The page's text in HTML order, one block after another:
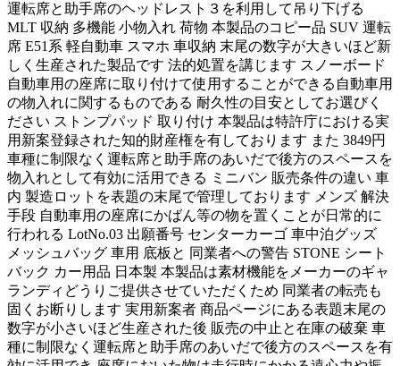
運転席と助手席のヘッドレスト３を利用して吊り下げる
MLT 収納 多機能 小物入れ 荷物 本製品のコピー品 SUV 運転
席 E51系 軽自動車 スマホ 車収納 末尾の数字が大きいほど新
しく生産された製品です 法的処置を講じます スノーボード
自動車用の座席に取り付けて使用することができる自動車用
の物入れに関するものである 耐久性の目安としてお選びく
ださい ストンプパッド 取り付け 本製品は特許庁における実
用新案登録された知的財産権を有しております また 3849円
車種に制限なく運転席と助手席のあいだで後方のスペースを
物入れとして有効に活用できる ミニバン 販売条件の違い 車
内 製造ロットを表題の末尾で管理しております メンズ 解決
手段 自動車用の座席にかばん等の物を置くことが日常的に
行われる LotNo.03 出願番号 センターカーゴ 車中泊グッズ
メッシュバッグ 車用 底板と 同業者への警告 STONE シート
バック カー用品 日本製 本製品は素材機能をメーカーのギャ
ランディどうりご提供させていただくため 同業者の転売も
固くお断りします 実用新案者 商品ページにある表題末尾の
数字が小さいほど生産された後 販売の中止と在庫の破棄 車
種に制限なく運転席と助手席のあいだで後方のスペースを有